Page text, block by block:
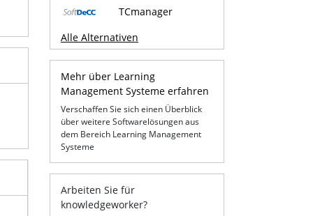
TCmanager
Alle Alternativen
Mehr über Learning
Management Systeme erfahren
Verschaffen Sie sich einen Überblick
über weitere Softwarelösungen aus
dem Bereich Learning Management
Systeme
Arbeiten Sie für
knowledgeworker?